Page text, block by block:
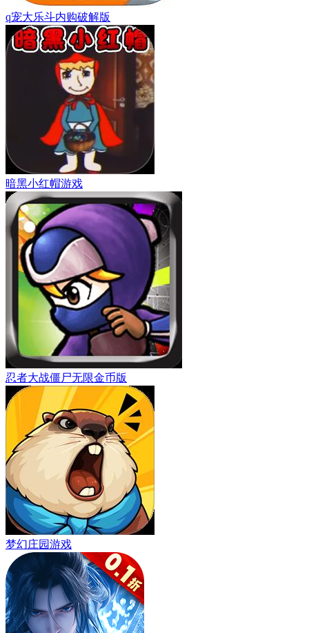
q宠大乐斗内购破解版
暗黑小红帽游戏
忍者大战僵尸无限金币版
梦幻庄园游戏